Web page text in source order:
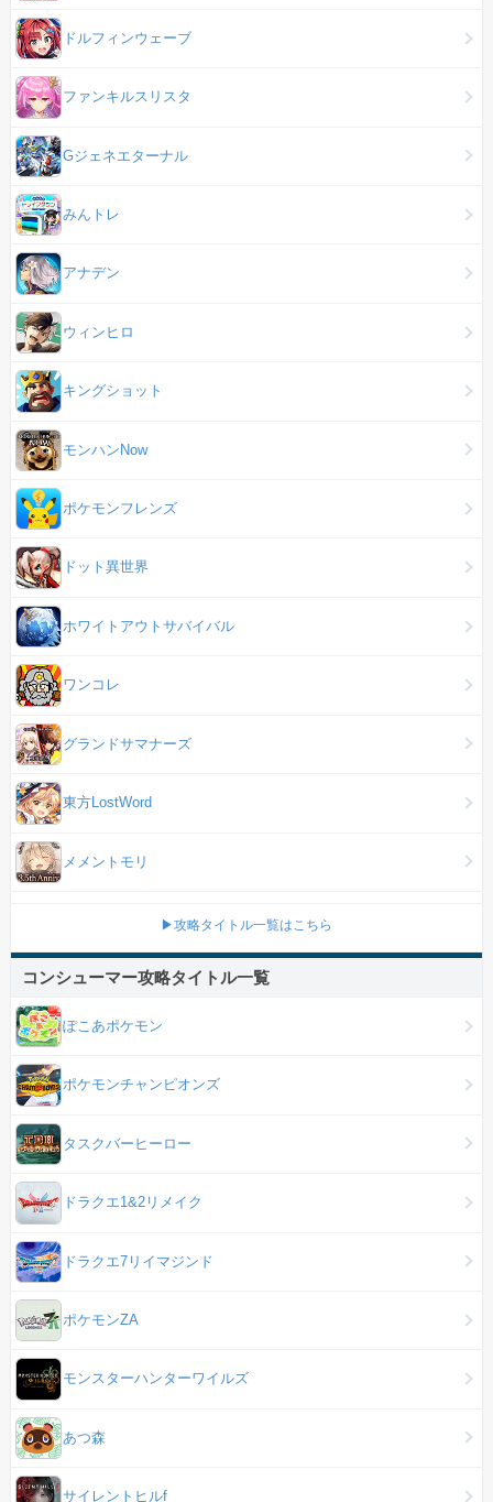
ドルフィンウェーブ
ファンキルスリスタ
Gジェネエターナル
みんトレ
アナデン
ウィンヒロ
キングショット
モンハンNow
ポケモンフレンズ
ドット異世界
ホワイトアウトサバイバル
ワンコレ
グランドサマナーズ
東方LostWord
メメントモリ
▶攻略タイトル一覧はこちら
コンシューマー攻略タイトル一覧
ぽこあポケモン
ポケモンチャンピオンズ
タスクバーヒーロー
ドラクエ1&2リメイク
ドラクエ7リイマジンド
ポケモンZA
モンスターハンターワイルズ
あつ森
サイレントヒルf